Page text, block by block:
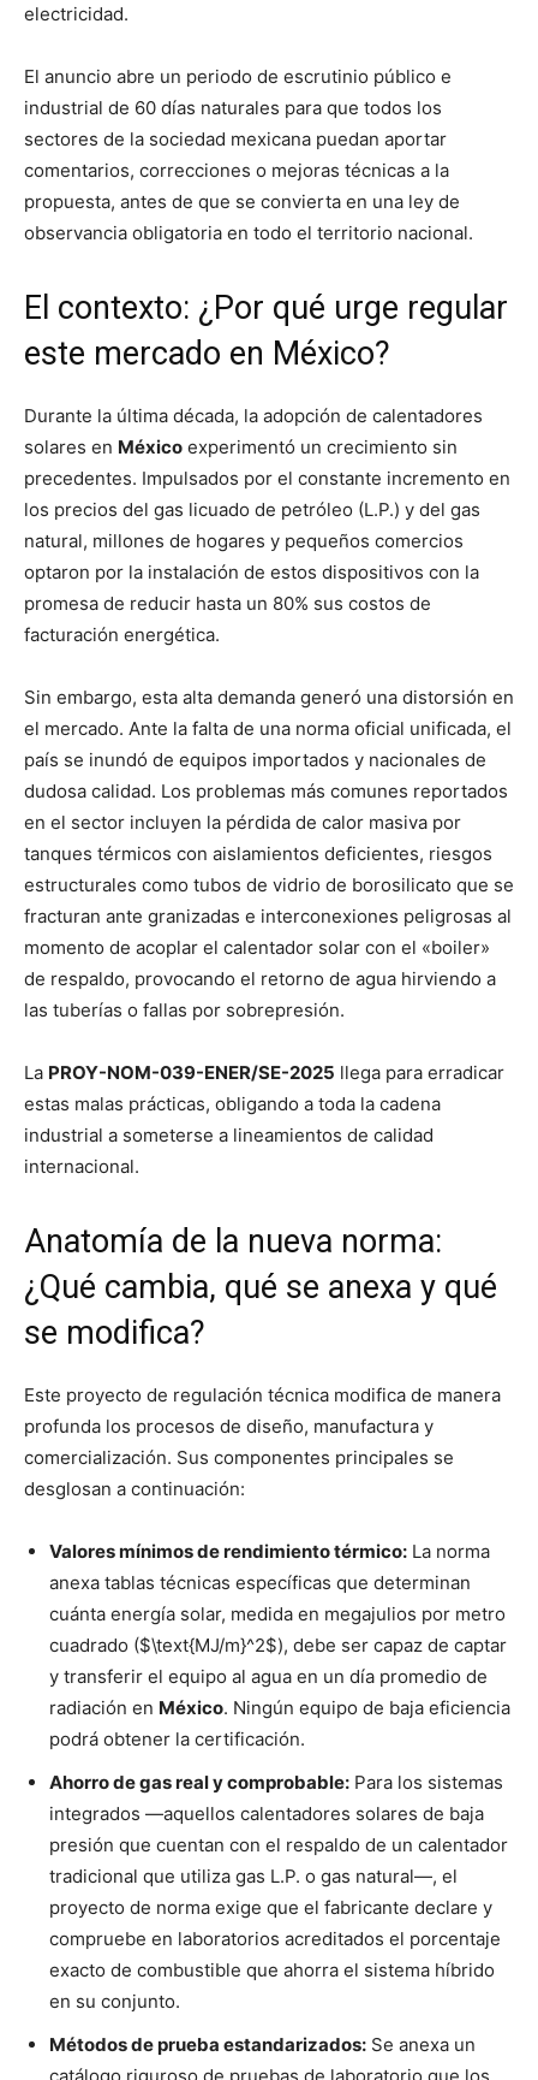
electricidad.
El anuncio abre un periodo de escrutinio público e
industrial de 60 días naturales para que todos los
sectores de la sociedad mexicana puedan aportar
comentarios, correcciones o mejoras técnicas a la
propuesta, antes de que se convierta en una ley de
observancia obligatoria en todo el territorio nacional.
El contexto: ¿Por qué urge regular
este mercado en México?
Durante la última década, la adopción de calentadores
solares en México experimentó un crecimiento sin
precedentes. Impulsados por el constante incremento en
los precios del gas licuado de petróleo (L.P.) y del gas
natural, millones de hogares y pequeños comercios
optaron por la instalación de estos dispositivos con la
promesa de reducir hasta un 80% sus costos de
facturación energética.
Sin embargo, esta alta demanda generó una distorsión en
el mercado. Ante la falta de una norma oficial unificada, el
país se inundó de equipos importados y nacionales de
dudosa calidad. Los problemas más comunes reportados
en el sector incluyen la pérdida de calor masiva por
tanques térmicos con aislamientos deficientes, riesgos
estructurales como tubos de vidrio de borosilicato que se
fracturan ante granizadas e interconexiones peligrosas al
momento de acoplar el calentador solar con el «boiler»
de respaldo, provocando el retorno de agua hirviendo a
las tuberías o fallas por sobrepresión.
La PROY-NOM-039-ENER/SE-2025 llega para erradicar
estas malas prácticas, obligando a toda la cadena
industrial a someterse a lineamientos de calidad
internacional.
Anatomía de la nueva norma:
¿Qué cambia, qué se anexa y qué
se modifica?
Este proyecto de regulación técnica modifica de manera
profunda los procesos de diseño, manufactura y
comercialización. Sus componentes principales se
desglosan a continuación:
Valores mínimos de rendimiento térmico: La norma
anexa tablas técnicas específicas que determinan
cuánta energía solar, medida en megajulios por metro
cuadrado ($\text{MJ/m}^2$), debe ser capaz de captar
y transferir el equipo al agua en un día promedio de
radiación en México. Ningún equipo de baja eficiencia
podrá obtener la certificación.
Ahorro de gas real y comprobable: Para los sistemas
integrados —aquellos calentadores solares de baja
presión que cuentan con el respaldo de un calentador
tradicional que utiliza gas L.P. o gas natural—, el
proyecto de norma exige que el fabricante declare y
compruebe en laboratorios acreditados el porcentaje
exacto de combustible que ahorra el sistema híbrido
en su conjunto.
Métodos de prueba estandarizados: Se anexa un